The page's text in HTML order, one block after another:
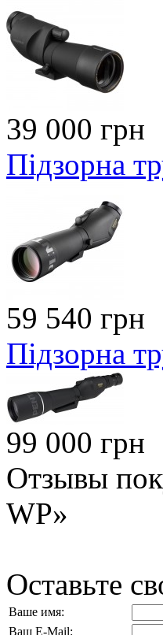
39 000 грн
Підзорна
59 540 грн
Підзорна
99 000 грн
Отзывы
WP»
Оставьте
Ваше имя:
Ваш E-Mail: